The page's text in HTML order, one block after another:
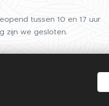
tussen 10 en 17 uur
zijn we gesloten.